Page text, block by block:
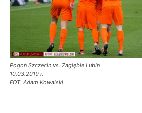
Pogoń Szczecin vs. Zagłębie Lubin
10.03.2019 r.
FOT. Adam Kowalski